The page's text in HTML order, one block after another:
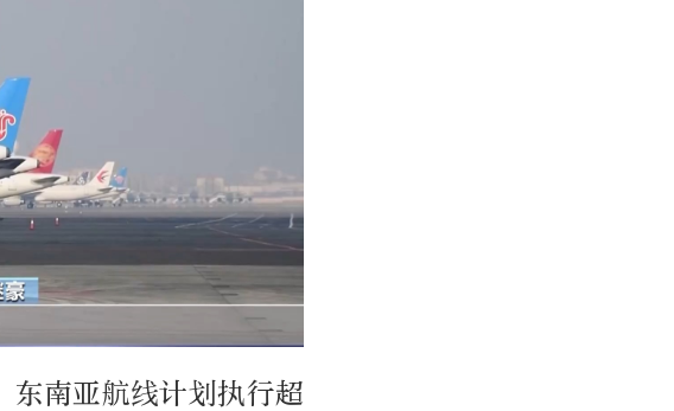
东南亚航线计划执行超